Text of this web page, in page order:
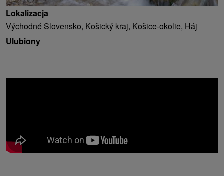
Lokalizacja
Východné Slovensko, Košický kraj, Košice-okolie, Háj
Ulubiony